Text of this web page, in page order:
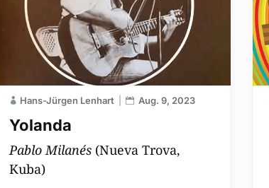
Yolanda
Hans-Jürgen Lenhart Aug. 9, 2023
Pablo Milanés (Nueva Trova,
Kuba)